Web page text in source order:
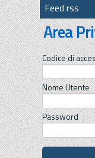
Feed rss
Area
Codice di
Nome Utente
Password